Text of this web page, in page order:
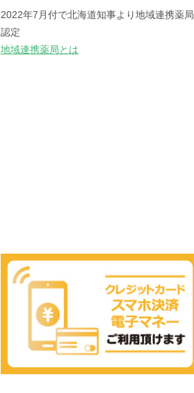
2022年7月付で北海道知事より地域連携薬局
認定
地域連携薬局とは